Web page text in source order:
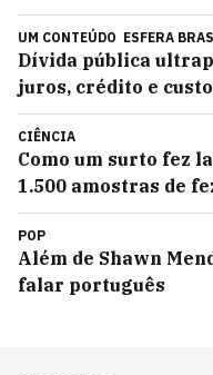
UM CONTEÚDO ESFERA
Dívida pública
juros, crédito e
CIÊNCIA
Como um surto fez
1.500 amostras de
POP
Além de Shawn
falar português